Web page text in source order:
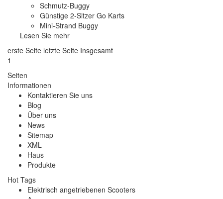
Schmutz-Buggy
Günstige 2-Sitzer Go Karts
Mini-Strand Buggy
Lesen Sie mehr
erste Seite letzte Seite Insgesamt
1
Seiten
Informationen
Kontaktieren Sie uns
Blog
Über uns
News
Sitemap
XML
Haus
Produkte
Hot Tags
Elektrisch angetriebenen Scooters